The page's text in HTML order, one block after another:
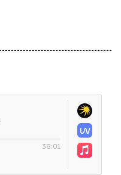
38:01